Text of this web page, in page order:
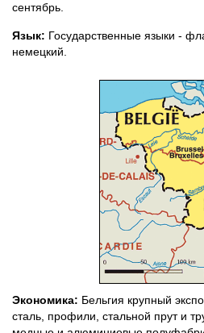
сентябрь.
Язык: Государственные языки -
немецкий.
Экономика: Бельгия крупный
сталь, профили, стальной прут и